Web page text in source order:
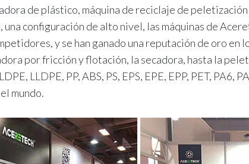
de plástico, máquina de reciclaje de
una configuración de alto nivel, las máquinas de
y se han ganado una reputación de oro en
por fricción y flotación, la secadora, hasta la
LLDPE, PP, ABS, PS, EPS, EPE, EPP, PET,
mundo.